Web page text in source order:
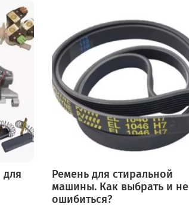
для
Ремень для стиральной
машины. Как выбрать и не
ошибиться?